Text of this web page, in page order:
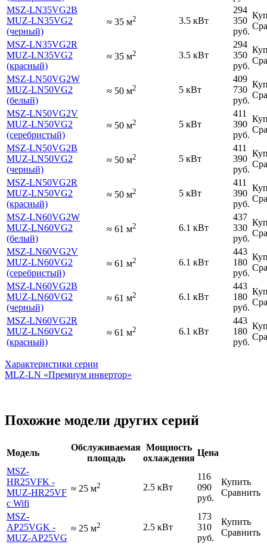
MSZ-LN35VG2B
MUZ-LN35VG2
(черный)
≈ 35 м2 3.5 кВт
294
350
руб.
MSZ-LN35VG2R
MUZ-LN35VG2
(красный)
≈ 35 м2 3.5 кВт
294
350
руб.
MSZ-LN50VG2W
MUZ-LN50VG2
(белый)
≈ 50 м2 5 кВт
409
730
руб.
MSZ-LN50VG2V
MUZ-LN50VG2
(серебристый)
≈ 50 м2 5 кВт
411
390
руб.
MSZ-LN50VG2B
MUZ-LN50VG2
(черный)
≈ 50 м2 5 кВт
411
390
руб.
MSZ-LN50VG2R
MUZ-LN50VG2
(красный)
≈ 50 м2 5 кВт
411
390
руб.
MSZ-LN60VG2W
MUZ-LN60VG2
(белый)
≈ 61 м2 6.1 кВт
437
330
руб.
MSZ-LN60VG2V
MUZ-LN60VG2
(серебристый)
≈ 61 м2 6.1 кВт
443
180
руб.
MSZ-LN60VG2B
MUZ-LN60VG2
(черный)
≈ 61 м2 6.1 кВт
443
180
руб.
MSZ-LN60VG2R
MUZ-LN60VG2
(красный)
≈ 61 м2 6.1 кВт
443
180
руб.
Характеристики серии
MLZ-LN «Премиум инвертор»
Похожие модели других серий
Модель
Обслуживаемая
площадь
Мощность
охлаждения
Цена
MSZ-
HR25VFK -
MUZ-HR25VF
с Wifi
≈ 25 м2 2.5 кВт
116
090
руб.
Купить
Сравнить
MSZ-
AP25VGK -
MUZ-AP25VG
≈ 25 м2 2.5 кВт
173
310
руб.
Купить
Сравнить